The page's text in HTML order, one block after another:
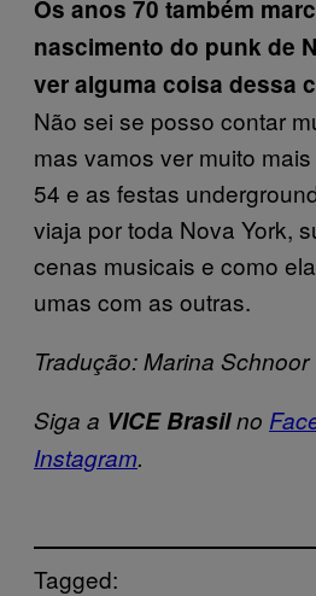
Os anos 70 também
nascimento do punk de
ver alguma coisa dessa
Não sei se posso contar
mas vamos ver muito
54 e as festas
viaja por toda Nova York,
cenas musicais e como
umas com as outras.
Tradução: Marina Schnoor
Siga a VICE Brasilno
Instagram.
Tagged: